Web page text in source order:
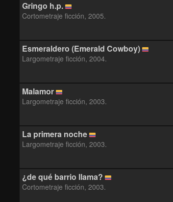
Gringo h.p.
Cortometraje ficción, 2005.
Esmeraldero (Emerald Cowboy)
Largometraje ficción, 2004.
Malamor
Largometraje ficción, 2003.
La primera noche
Largometraje ficción, 2003.
¿de qué barrio llama?
Cortometraje ficción, 2003.